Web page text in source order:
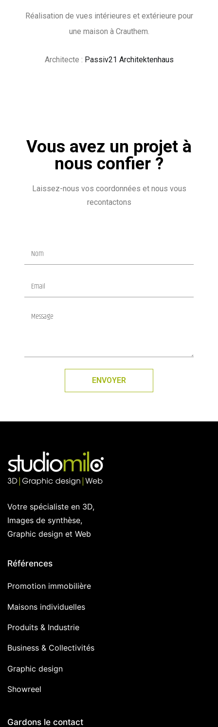
Réalisation de vues intérieures et extérieure pour
une maison à Crauthem.
Architecte : Passiv21 Architektenhaus
Vous avez un projet à
nous confier ?
Laissez-nous vos coordonnées et nous vous
recontactons
ENVOYER
Votre spécialiste en 3D,
Images de synthèse,
Graphic design et Web
Références
Promotion immobilière
Maisons individuelles
Produits & Industrie
Business & Collectivités
Graphic design
Showreel
Gardons le contact